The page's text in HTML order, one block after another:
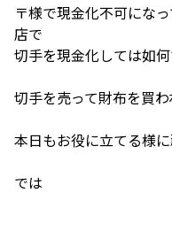
〒様で現金化不可にな
店で
切手を現金化しては如
切手を売って財布を買
本日もお役に立てる様に
では